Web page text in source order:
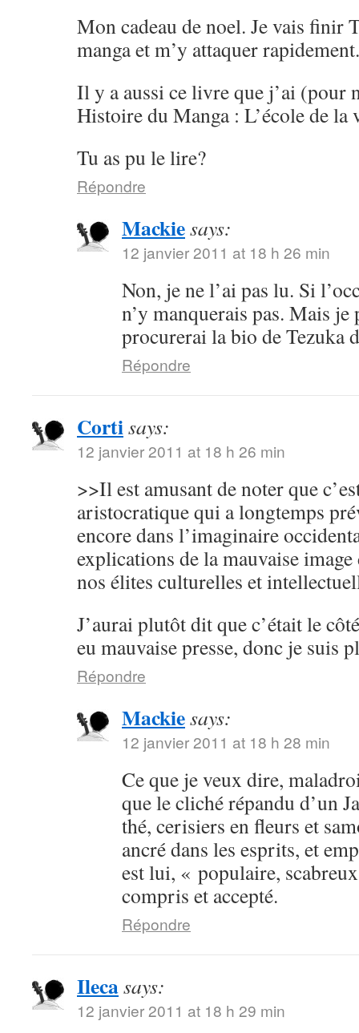
Mon cadeau de noel. Je vais finir
manga et m’y attaquer rapidement.
Il y a aussi ce livre que j’ai (pour
Histoire du Manga : L’école de la
Tu as pu le lire?
Répondre
Mackiesays:
12 janvier 2011 at 18 h 26 min
Non, je ne l’ai pas lu. Si
n’y manquerais pas. Mais je
procurerai la bio de Tezuka
Répondre
Cortisays:
12 janvier 2011 at 18 h 26 min
>>Il est amusant de noter que
aristocratique qui a longtemps
encore dans l’imaginaire
explications de la mauvaise image
nos élites culturelles et
J’aurai plutôt dit que c’était le
eu mauvaise presse, donc je suis
Répondre
Mackiesays:
12 janvier 2011 at 18 h 28 min
Ce que je veux dire,
que le cliché répandu d’un
thé, cerisiers en fleurs et
ancré dans les esprits, et
est lui, « populaire,
compris et accepté.
Répondre
Ilecasays:
12 janvier 2011 at 18 h 29 min